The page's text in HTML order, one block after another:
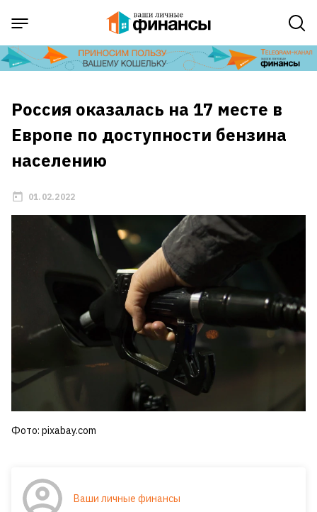
Россия оказалась на 17 месте в
Европе по доступности бензина
населению
01.02.2022
Фото: pixabay.com
Ваши личные финансы